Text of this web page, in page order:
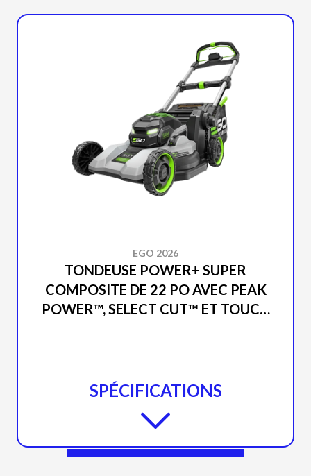
EGO 2026
TONDEUSE POWER+ SUPER
COMPOSITE DE 22 PO AVEC PEAK
POWER™, SELECT CUT™ ET TOUCH
SPÉCIFICATIONS